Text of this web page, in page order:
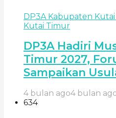
DP3A Kabupaten
Kutai Timur
DP3A Hadiri
Timur 2027,
Sampaikan
4 bulan ago4 bulan
634